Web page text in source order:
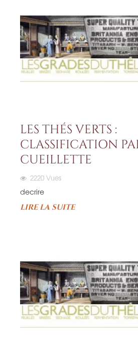
LES THÉS VERTS :
CLASSIFICATION
CUEILLETTE
2220 Vues
decrire
LIRE LA SUITE